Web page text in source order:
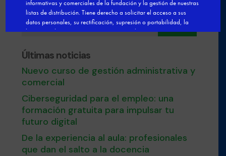
Buscar
Últimas noticias
Nuevo curso de gestión administrativa y
comercial
Ciberseguridad para el empleo: una
formación gratuita para impulsar tu
futuro digital
De la experiencia al aula: profesionales
que dan el salto a la docencia